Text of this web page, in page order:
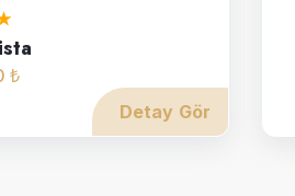
₺
Detay Gör